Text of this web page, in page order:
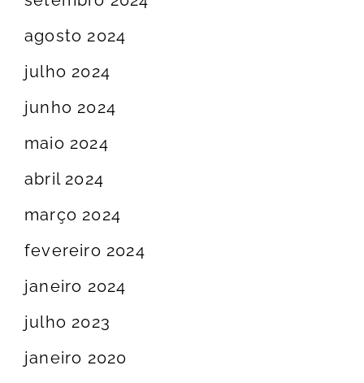
agosto 2024
julho 2024
junho 2024
maio 2024
abril 2024
março 2024
fevereiro 2024
janeiro 2024
julho 2023
janeiro 2020